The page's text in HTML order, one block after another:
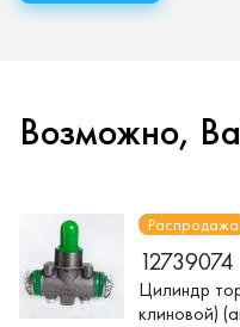
Возможно,
Распродажа
12739074
Цилиндр
клиновой)